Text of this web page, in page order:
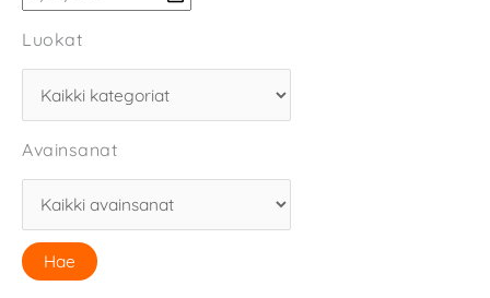
Luokat
Avainsanat